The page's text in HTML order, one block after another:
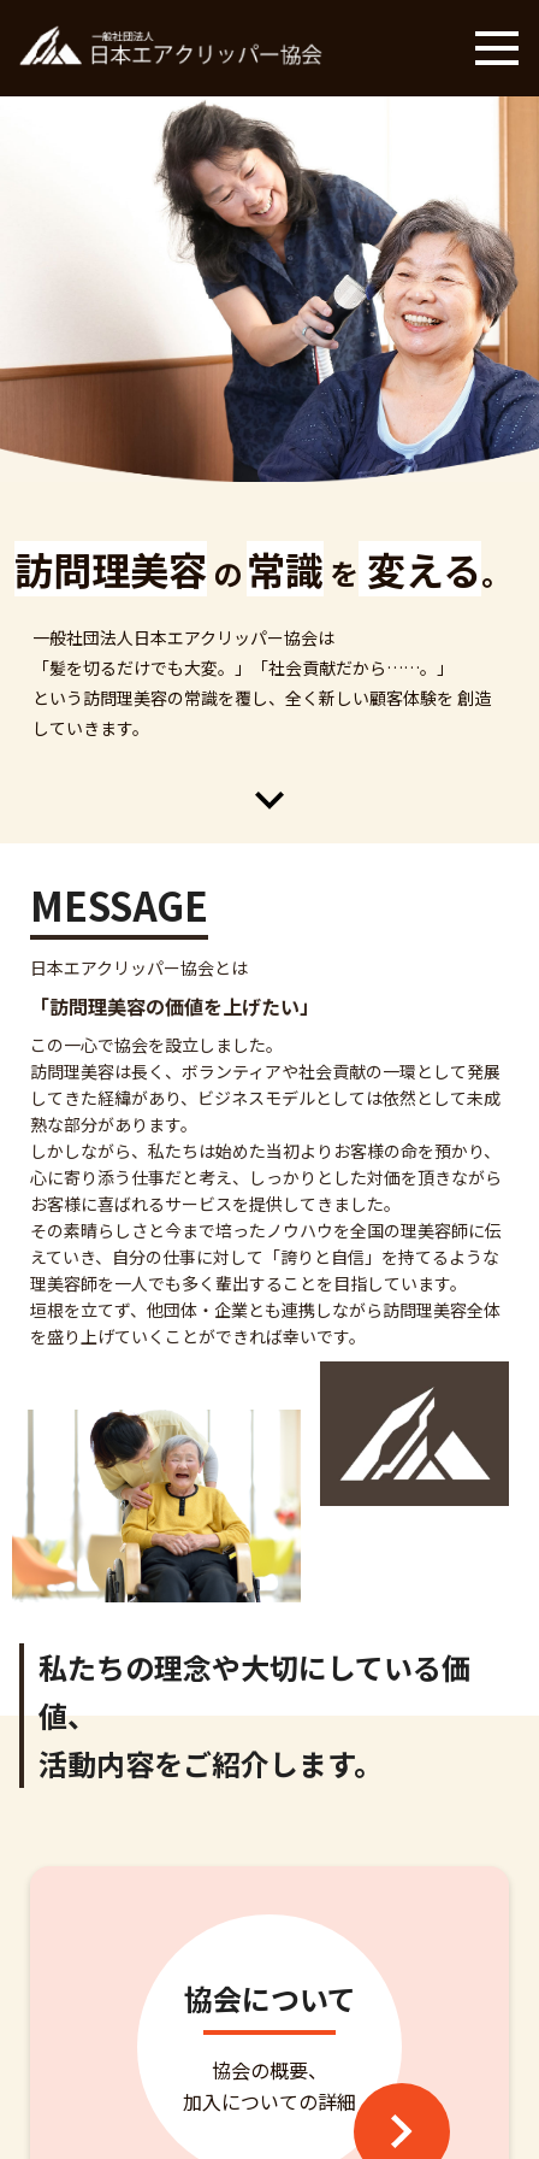
訪問理美容 の 常識 を 変える。
一般社団法人日本エアクリッパー協会は
「髪を切るだけでも大変。」
「社会貢献だから……。」
という訪問理美容の常識を覆し、 全く新しい顧客体験を 創造
していきます。
MESSAGE
日本エアクリッパー協会とは
「訪問理美容の価値を上げたい」
この一心で協会を設立しました。
訪問理美容は長く、ボランティアや社会貢献の一環として発展
してきた経緯があり、ビジネスモデルとしては依然として未成
熟な部分があります。
しかしながら、私たちは始めた当初よりお客様の命を預かり、
心に寄り添う仕事だと考え、しっかりとした対価を頂きながら
お客様に喜ばれるサービスを提供してきました。
その素晴らしさと今まで培ったノウハウを全国の理美容師に伝
えていき、自分の仕事に対して「誇りと自信」を持てるような
理美容師を一人でも多く輩出することを目指しています。
垣根を立てず、他団体・企業とも連携しながら訪問理美容全体
を盛り上げていくことができれば幸いです。
私たちの理念や大切にしている価
値、
活動内容をご紹介します。
協会について
協会の概要、
加入についての詳細